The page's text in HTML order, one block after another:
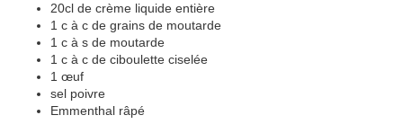
20cl de crème liquide entière
1 c à c de grains de moutarde
1 c à s de moutarde
1 c à c de ciboulette ciselée
1 œuf
sel poivre
Emmenthal râpé